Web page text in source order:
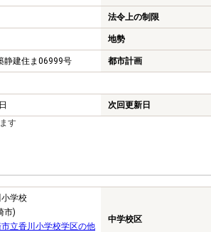
法令上の制限
地勢
静建住ま06999号 都市計画
次回更新日
す
学校
市)
立香川小学校学区の他
中学校区